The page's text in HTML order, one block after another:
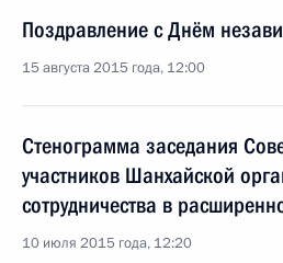
Поздравление с Днём
15 августа 2015 года, 12:00
Стенограмма заседания
участников Шанхайской
сотрудничества в
10 июля 2015 года, 12:20